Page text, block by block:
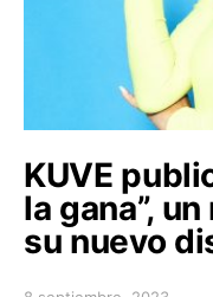
KUVE
la gana”,
su nuevo